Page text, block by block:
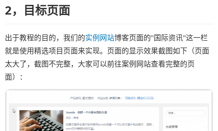
2，目标页面
出于教程的目的，我们的实例网站博客页面的"国际资讯"这一栏
就是使用精选项目页面来实现。页面的显示效果截图如下（页面
太大了，截图不完整，大家可以前往案例网站查看完整的页
面）：